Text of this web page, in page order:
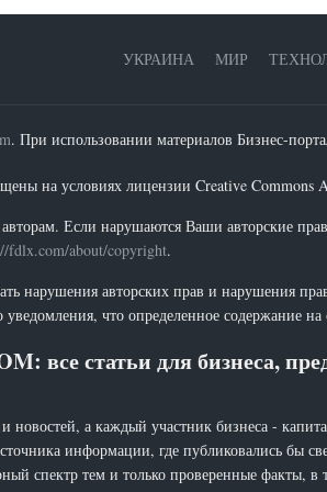
УКРАИНА МИР
. При использовании материалов Бизнес-
на условиях лицензии Creative
Если нарушаются Ваши авторские
fdlx.com/about/copyright.
нарушения авторских прав и нарушения
что определенное содержание
все статьи для бизнеса,
новостей, а каждый участник бизнеса -
информации, где публиковались бы
спектр тем и только проверенные факты, в